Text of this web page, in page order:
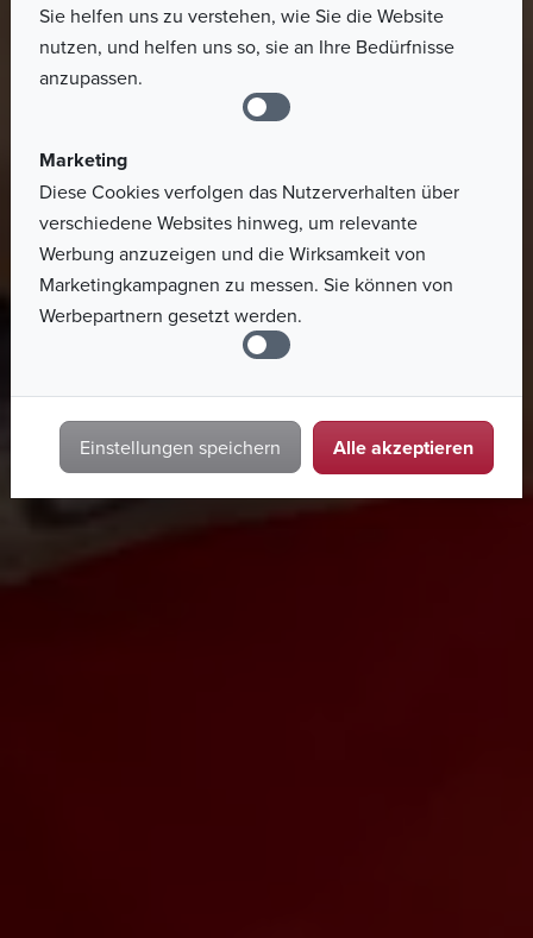
Sie helfen uns zu verstehen, wie Sie die Website
nutzen, und helfen uns so, sie an Ihre Bedürfnisse
anzupassen.
Marketing
Diese Cookies verfolgen das Nutzerverhalten über
verschiedene Websites hinweg, um relevante
Werbung anzuzeigen und die Wirksamkeit von
Marketingkampagnen zu messen. Sie können von
Werbepartnern gesetzt werden.
Einstellungen speichern Alle akzeptieren